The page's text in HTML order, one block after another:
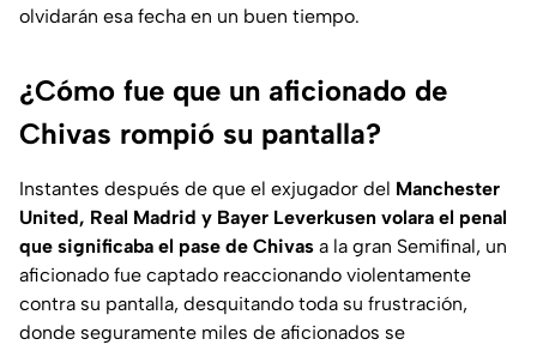
olvidarán esa fecha en un buen tiempo.
¿Cómo fue que un aficionado de
Chivas rompió su pantalla?
Instantes después de que el exjugador del Manchester
United, Real Madrid y Bayer Leverkusen volara el penal
que significaba el pase de Chivas a la gran Semifinal, un
aficionado fue captado reaccionando violentamente
contra su pantalla, desquitando toda su frustración,
donde seguramente miles de aficionados se